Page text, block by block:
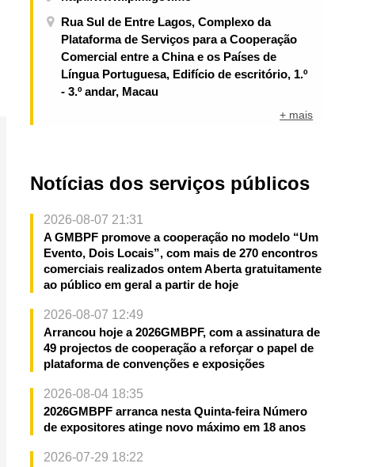
Rua Sul de Entre Lagos, Complexo da
Plataforma de Serviços para a Cooperação
Comercial entre a China e os Países de
Língua Portuguesa, Edifício de escritório, 1.º
- 3.º andar, Macau
+ mais
Notícias dos serviços públicos
2026-08-07 21:31
A GMBPF promove a cooperação no modelo “Um
Evento, Dois Locais”, com mais de 270 encontros
comerciais realizados ontem Aberta gratuitamente
ao público em geral a partir de hoje
2026-08-07 12:49
Arrancou hoje a 2026GMBPF, com a assinatura de
49 projectos de cooperação a reforçar o papel de
plataforma de convenções e exposições
2026-08-04 18:35
2026GMBPF arranca nesta Quinta-feira Número
de expositores atinge novo máximo em 18 anos
2026-07-29 18:22